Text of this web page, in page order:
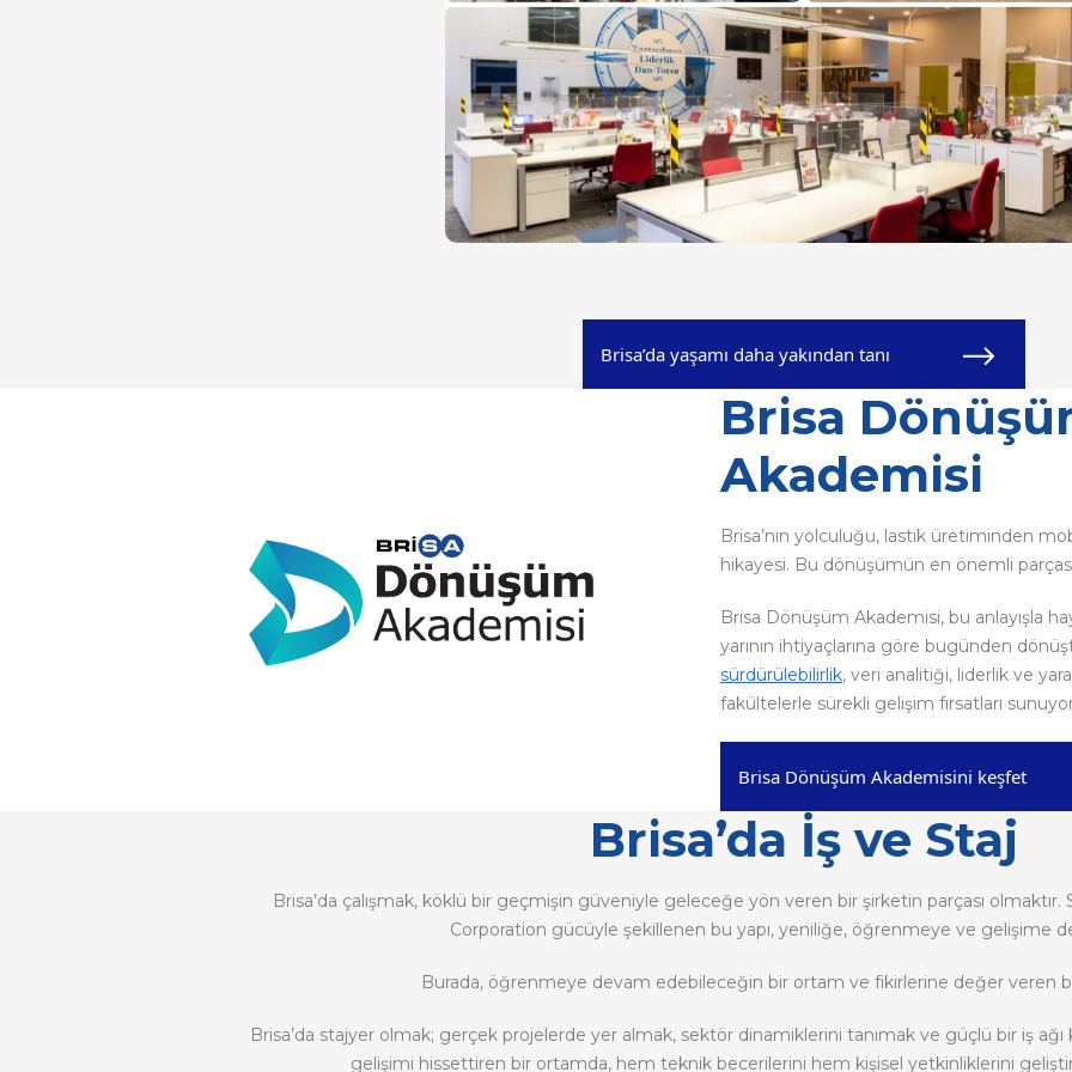
Brisa’da yaşamı daha yakından tanı
Brisa
Akademisi
Brisa’nın yolculuğu, lastik üretiminden
hikayesi. Bu dönüşümün en önemli
Brisa Dönüşüm Akademisi, bu anlayışla
yarının ihtiyaçlarına göre bugünden
sürdürülebilirlik, veri analitiği, liderlik ve
fakültelerle sürekli gelişim fırsatları
Brisa Dönüşüm Akademisini keşfet
Brisa’da İş ve Staj
Brisa’da çalışmak, köklü bir geçmişin güveniyle geleceğe yön veren bir şirketin parçası
Corporation gücüyle şekillenen bu yapı, yeniliğe, öğrenmeye ve gelişime
Burada, öğrenmeye devam edebileceğin bir ortam ve fikirlerine değer veren
Brisa’da stajyer olmak; gerçek projelerde yer almak, sektör dinamiklerini tanımak ve güçlü bir iş
gelişimi hissettiren bir ortamda, hem teknik becerilerini hem kişisel yetkinliklerini